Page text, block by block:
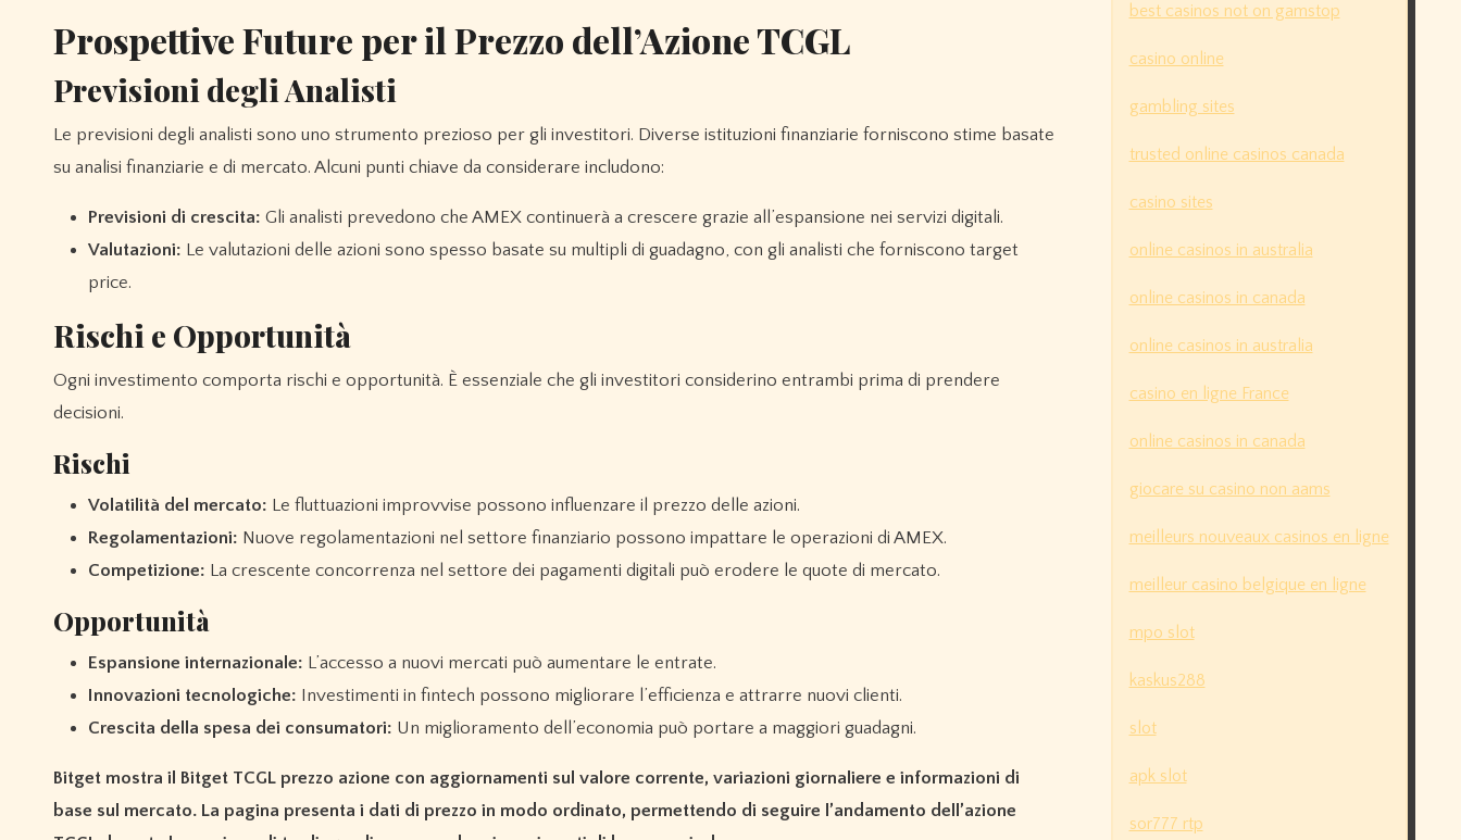
Prospettive Future per il Prezzo dell’Azione TCGL
Previsioni degli Analisti
Le previsioni degli analisti sono uno strumento prezioso per gli investitori. Diverse istituzioni finanziarie forniscono stime basate
su analisi finanziarie e di mercato. Alcuni punti chiave da considerare includono:
Previsioni di crescita: Gli analisti prevedono che AMEX continuerà a crescere grazie all’espansione nei servizi digitali.
Valutazioni: Le valutazioni delle azioni sono spesso basate su multipli di guadagno, con gli analisti che forniscono target
price.
Rischi e Opportunità
Ogni investimento comporta rischi e opportunità. È essenziale che gli investitori considerino entrambi prima di prendere
decisioni.
Rischi
Volatilità del mercato: Le fluttuazioni improvvise possono influenzare il prezzo delle azioni.
Regolamentazioni: Nuove regolamentazioni nel settore finanziario possono impattare le operazioni di AMEX.
Competizione: La crescente concorrenza nel settore dei pagamenti digitali può erodere le quote di mercato.
Opportunità
Espansione internazionale: L’accesso a nuovi mercati può aumentare le entrate.
Innovazioni tecnologiche: Investimenti in fintech possono migliorare l’efficienza e attrarre nuovi clienti.
Crescita della spesa dei consumatori: Un miglioramento dell’economia può portare a maggiori guadagni.
Bitget mostra il Bitget TCGL prezzo azione con aggiornamenti sul valore corrente, variazioni giornaliere e informazioni di
base sul mercato. La pagina presenta i dati di prezzo in modo ordinato, permettendo di seguire l’andamento dell’azione
best casinos not on gamstop
casino online
gambling sites
trusted online casinos canada
casino sites
online casinos in australia
online casinos in canada
online casinos in australia
casino en ligne France
online casinos in canada
giocare su casino non aams
meilleurs nouveaux casinos en ligne
meilleur casino belgique en ligne
mpo slot
kaskus288
slot
apk slot
sor777 rtp